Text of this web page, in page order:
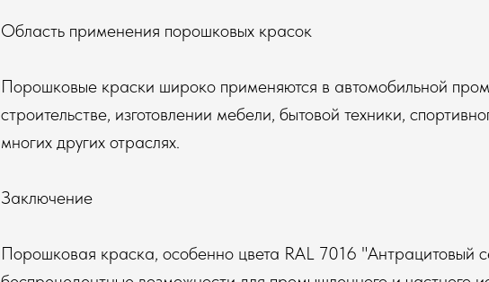
Область применения порошковых красок
Порошковые краски широко применяются в автомобильной
строительстве, изготовлении мебели, бытовой техники,
многих других отраслях.
Заключение
Порошковая краска, особенно цвета RAL 7016 "Антрацитовый